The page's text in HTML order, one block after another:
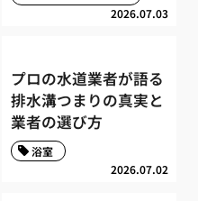
2026.07.03
プロの水道業者が語る
排水溝つまりの真実と
業者の選び方
2026.07.02
浴室